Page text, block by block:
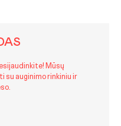
Mūsų
su auginimo rinkiniu ir